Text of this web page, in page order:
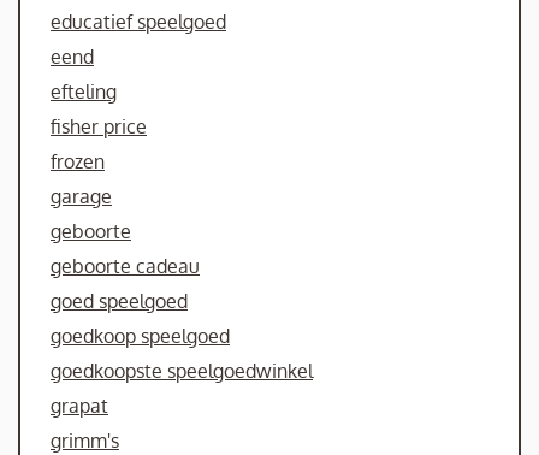
educatief speelgoed
eend
efteling
fisher price
frozen
garage
geboorte
geboorte cadeau
goed speelgoed
goedkoop speelgoed
goedkoopste speelgoedwinkel
grapat
grimm's